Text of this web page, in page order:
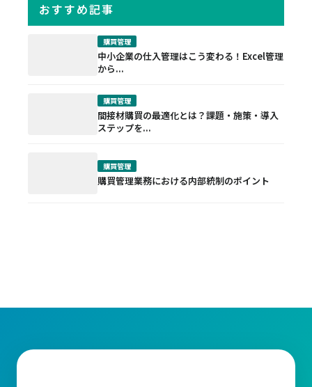
おすすめ記事
購買管理
中小企業の仕入管理はこう変わる！Excel管理
から...
購買管理
間接材購買の最適化とは？課題・施策・導入
ステップを...
購買管理
購買管理業務における内部統制のポイント